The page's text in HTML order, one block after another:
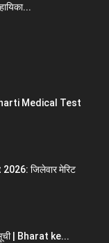
Medical Test
जिलेवार मेरिट
| Bharat ke...